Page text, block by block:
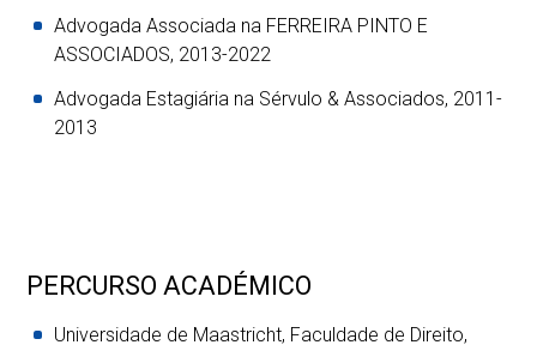
Advogada Associada na FERREIRA PINTO E
ASSOCIADOS, 2013-2022
Advogada Estagiária na Sérvulo & Associados, 2011-
2013
PERCURSO ACADÉMICO
Universidade de Maastricht, Faculdade de Direito,